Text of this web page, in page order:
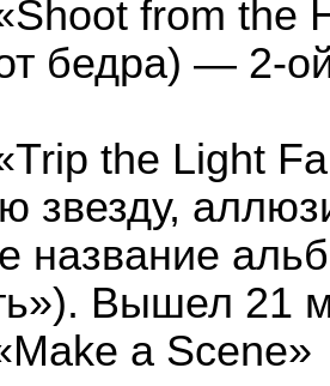
from the
бедра) — 2-
the Light
звезду,
название
Вышел 21
a Scene»